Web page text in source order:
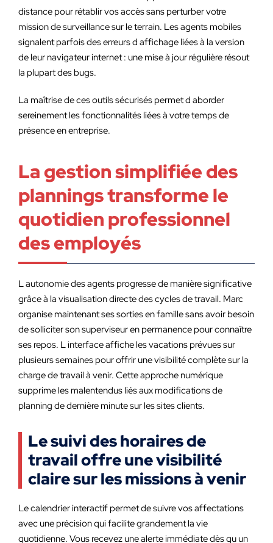
distance pour rétablir vos accès sans perturber votre
mission de surveillance sur le terrain. Les agents mobiles
signalent parfois des erreurs d affichage liées à la version
de leur navigateur internet : une mise à jour régulière résout
la plupart des bugs.
La maîtrise de ces outils sécurisés permet d aborder
sereinement les fonctionnalités liées à votre temps de
présence en entreprise.
La gestion simplifiée des
plannings transforme le
quotidien professionnel
des employés
L autonomie des agents progresse de manière significative
grâce à la visualisation directe des cycles de travail. Marc
organise maintenant ses sorties en famille sans avoir besoin
de solliciter son superviseur en permanence pour connaître
ses repos. L interface affiche les vacations prévues sur
plusieurs semaines pour offrir une visibilité complète sur la
charge de travail à venir. Cette approche numérique
supprime les malentendus liés aux modifications de
planning de dernière minute sur les sites clients.
Le suivi des horaires de
travail offre une visibilité
claire sur les missions à venir
Le calendrier interactif permet de suivre vos affectations
avec une précision qui facilite grandement la vie
quotidienne. Vous recevez une alerte immédiate dès qu un